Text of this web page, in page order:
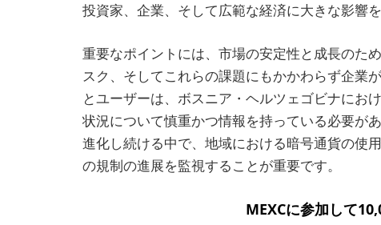
投資家、企業、そして広範な経済に大きな影響を
重要なポイントには、市場の安定性と成長のた
スク、そしてこれらの課題にもかかわらず企業
とユーザーは、ボスニア・ヘルツェゴビナにお
状況について慎重かつ情報を持っている必要が
進化し続ける中で、地域における暗号通貨の使
の規制の進展を監視することが重要です。
MEXCに参加して